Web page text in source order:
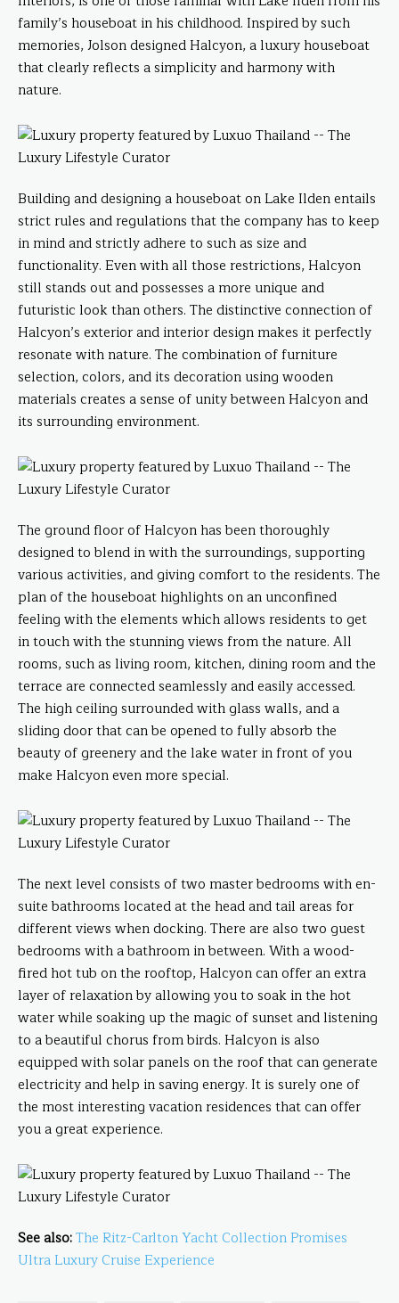
family’s houseboat in his childhood. Inspired by such
memories, Jolson designed Halcyon, a luxury houseboat
that clearly reflects a simplicity and harmony with
nature.
Building and designing a houseboat on Lake Ilden entails
strict rules and regulations that the company has to keep
in mind and strictly adhere to such as size and
functionality. Even with all those restrictions, Halcyon
still stands out and possesses a more unique and
futuristic look than others. The distinctive connection of
Halcyon’s exterior and interior design makes it perfectly
resonate with nature. The combination of furniture
selection, colors, and its decoration using wooden
materials creates a sense of unity between Halcyon and
its surrounding environment.
The ground floor of Halcyon has been thoroughly
designed to blend in with the surroundings, supporting
various activities, and giving comfort to the residents. The
plan of the houseboat highlights on an unconfined
feeling with the elements which allows residents to get
in touch with the stunning views from the nature. All
rooms, such as living room, kitchen, dining room and the
terrace are connected seamlessly and easily accessed.
The high ceiling surrounded with glass walls, and a
sliding door that can be opened to fully absorb the
beauty of greenery and the lake water in front of you
make Halcyon even more special.
The next level consists of two master bedrooms with en-
suite bathrooms located at the head and tail areas for
different views when docking. There are also two guest
bedrooms with a bathroom in between. With a wood-
fired hot tub on the rooftop, Halcyon can offer an extra
layer of relaxation by allowing you to soak in the hot
water while soaking up the magic of sunset and listening
to a beautiful chorus from birds. Halcyon is also
equipped with solar panels on the roof that can generate
electricity and help in saving energy. It is surely one of
the most interesting vacation residences that can offer
you a great experience.
See also:The Ritz-Carlton Yacht Collection Promises
Ultra Luxury Cruise Experience